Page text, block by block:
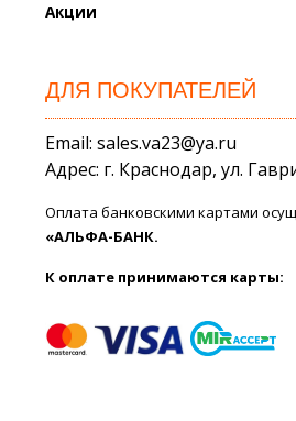
Акции
ДЛЯ ПОКУПАТЕЛЕЙ
Email: sales.va23@ya.ru
Адрес: г. Краснодар, ул.
Оплата банковскими картами
«АЛЬФА-БАНК.
К оплате принимаются карты: